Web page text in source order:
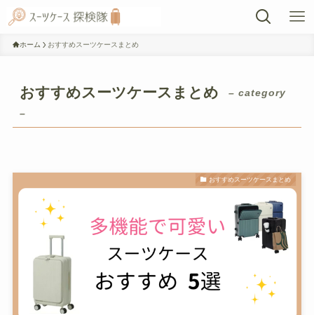
ホーム おすすめスーツケースまとめ
おすすめスーツケースまとめ
– category
–
おすすめスーツケースまとめ